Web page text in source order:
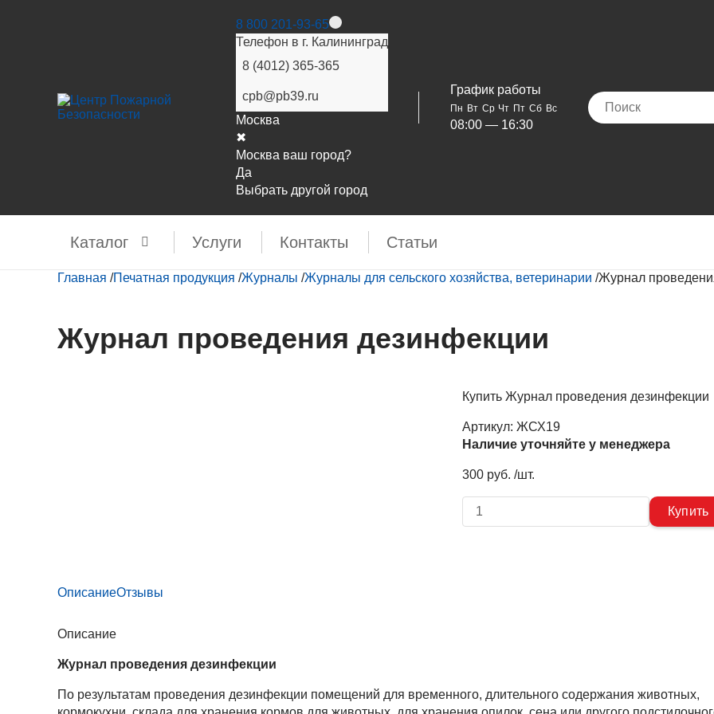
8 800 201-93-65
Телефон в г. Калининград
8 (4012) 365-365
cpb@pb39.ru
Москва
✖
Москва ваш город?
Да
Выбрать другой город
График работы
Пн Вт Ср Чт Пт Сб Вс
08:00 — 16:30
Каталог Услуги Контакты Cтатьи
Главная /Печатная продукция /Журналы /Журналы для сельского хозяйства, ветеринарии /Журнал
Журнал проведения дезинфекции
Купить Журнал проведения дезинфекции
Артикул:ЖСХ19
Наличие уточняйте у менеджера
300 руб. /шт.
ОписаниеОтзывы
Описание
Журнал проведения дезинфекции
По результатам проведения дезинфекции помещений для временного, длительного содержания животных,